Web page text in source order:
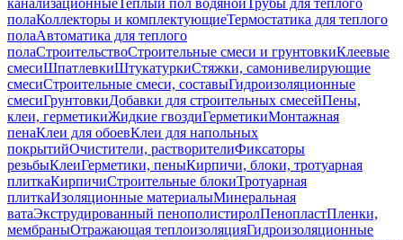
канализационныеТеплый пол водянойТрубы для теплого
полаКоллекторы и комплектующиеТермостатика для теплого
полаАвтоматика для теплого
полаСтроительствоСтроительные смеси и грунтовкиКлеевые
смесиШпатлевкиШтукатуркиСтяжки, самонивелирующие
смесиСтроительные смеси, составыГидроизоляционные
смесиГрунтовкиДобавки для строительных смесейПены,
клеи, герметикиЖидкие гвоздиГерметикиМонтажная
пенаКлеи для обоевКлеи для напольных
покрытийОчистители, растворителиФиксаторы
резьбыКлеиГерметики, пеныКирпичи, блоки, тротуарная
плиткаКирпичиСтроительные блокиТротуарная
плиткаИзоляционные материалыМинеральная
ватаЭкструдированный пенополистиролПенопластПленки,
мембраныОтражающая теплоизоляцияГидроизоляционные